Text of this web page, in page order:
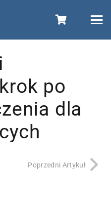
po
dla
Poprzedni Artykuł